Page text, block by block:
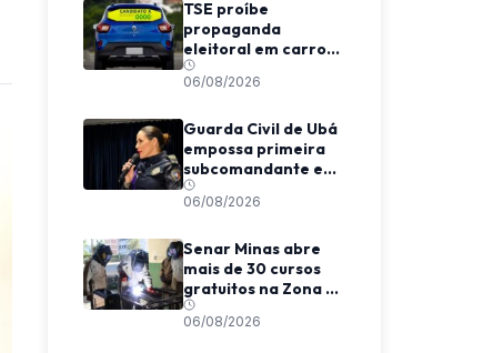
TSE proíbe
propaganda
eleitoral em carros
de aplicativo
durante transporte
06/08/2026
Guarda Civil de Ubá
empossa primeira
subcomandante e
cria estrutura
voltada à proteção
06/08/2026
Senar Minas abre
mais de 30 cursos
gratuitos na Zona da
Mata e Caparaó
06/08/2026